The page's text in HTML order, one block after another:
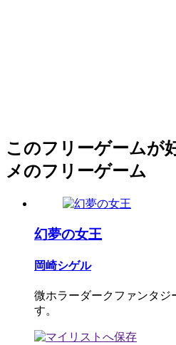
このフリーゲームが
メのフリーゲーム
幻夢の女王
岡崎シゲル
微ホラーダークファンタ
す。